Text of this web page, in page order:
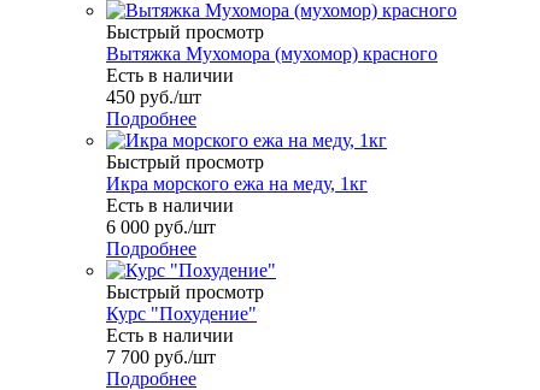
Быстрый просмотр
Вытяжка Мухомора (мухомор) красного
Есть в наличии
450 руб./шт
Подробнее
Быстрый просмотр
Икра морского ежа на меду, 1кг
Есть в наличии
6 000 руб./шт
Подробнее
Быстрый просмотр
Курс "Похудение"
Есть в наличии
7 700 руб./шт
Подробнее